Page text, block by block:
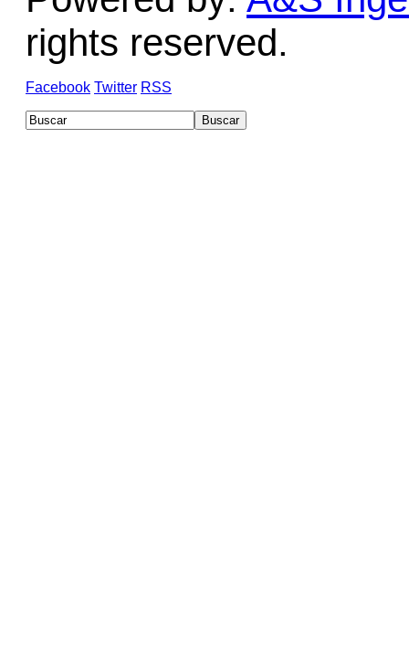
rights reserved.
Facebook Twitter RSS